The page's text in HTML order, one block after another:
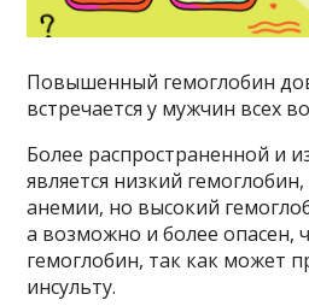
Повышенный гемоглобин
встречается у мужчин всех
Более распространенной и
является низкий
анемии, но высокий
а возможно и более опасен,
гемоглобин, так как может
инсульту.